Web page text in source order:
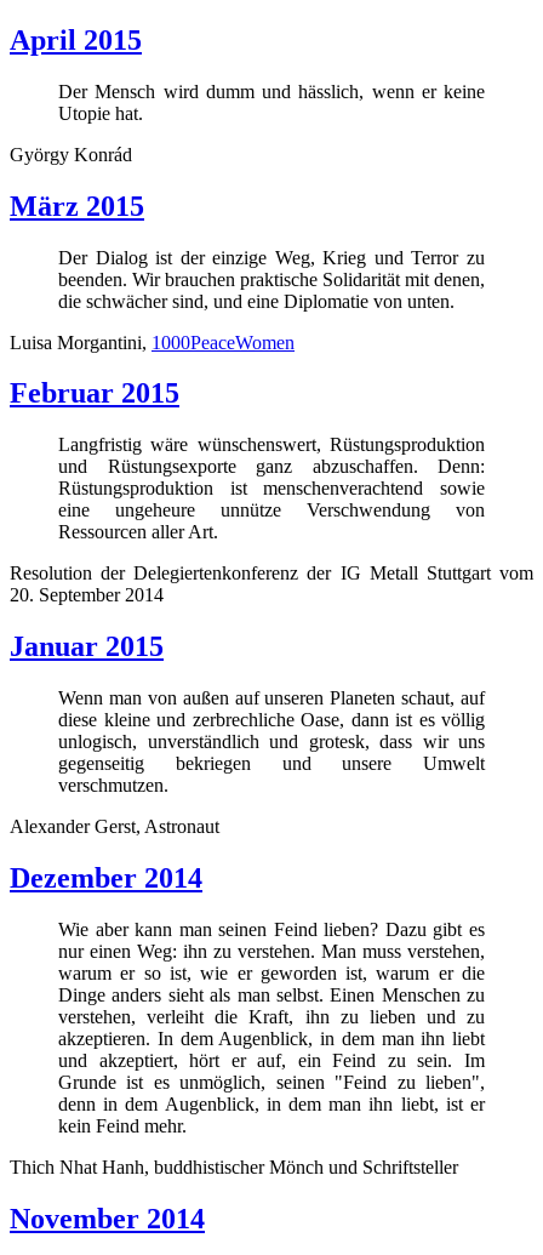
April 2015
Der Mensch wird dumm und hässlich, wenn er keine
Utopie hat.
György Konrád
März 2015
Der Dialog ist der einzige Weg, Krieg und Terror zu
beenden. Wir brauchen praktische Solidarität mit denen,
die schwächer sind, und eine Diplomatie von unten.
Luisa Morgantini, 1000PeaceWomen
Februar 2015
Langfristig wäre wünschenswert, Rüstungsproduktion
und Rüstungsexporte ganz abzuschaffen. Denn:
Rüstungsproduktion ist menschenverachtend sowie
eine ungeheure unnütze Verschwendung von
Ressourcen aller Art.
Resolution der Delegiertenkonferenz der IG Metall Stuttgart vom
20. September 2014
Januar 2015
Wenn man von außen auf unseren Planeten schaut, auf
diese kleine und zerbrechliche Oase, dann ist es völlig
unlogisch, unverständlich und grotesk, dass wir uns
gegenseitig bekriegen und unsere Umwelt
verschmutzen.
Alexander Gerst, Astronaut
Dezember 2014
Wie aber kann man seinen Feind lieben? Dazu gibt es
nur einen Weg: ihn zu verstehen. Man muss verstehen,
warum er so ist, wie er geworden ist, warum er die
Dinge anders sieht als man selbst. Einen Menschen zu
verstehen, verleiht die Kraft, ihn zu lieben und zu
akzeptieren. In dem Augenblick, in dem man ihn liebt
und akzeptiert, hört er auf, ein Feind zu sein. Im
Grunde ist es unmöglich, seinen "Feind zu lieben",
denn in dem Augenblick, in dem man ihn liebt, ist er
kein Feind mehr.
Thich Nhat Hanh, buddhistischer Mönch und Schriftsteller
November 2014